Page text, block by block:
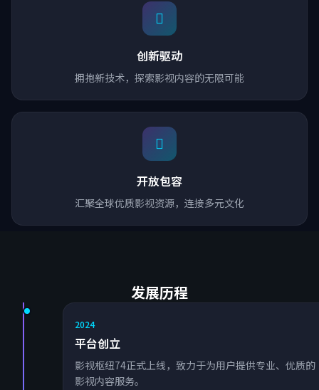
创新驱动
拥抱新技术，探索影视内容的无限可能
开放包容
汇聚全球优质影视资源，连接多元文化
发展历程
2024
平台创立
影视枢纽74正式上线，致力于为用户提供专业、优质的
影视内容服务。